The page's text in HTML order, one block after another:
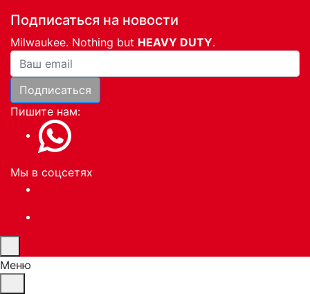
Подписаться на новости
Milwaukee. Nothing but HEAVY DUTY.
Ваша почта
Подписаться
Пишите нам:
Мы в соцсетях
Меню